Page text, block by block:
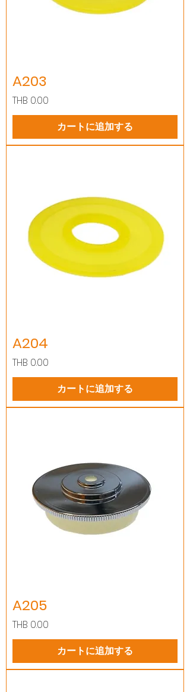
A203
価格
THB 0.00
カートに追加する
A204
価格
THB 0.00
カートに追加する
A205
価格
THB 0.00
カートに追加する